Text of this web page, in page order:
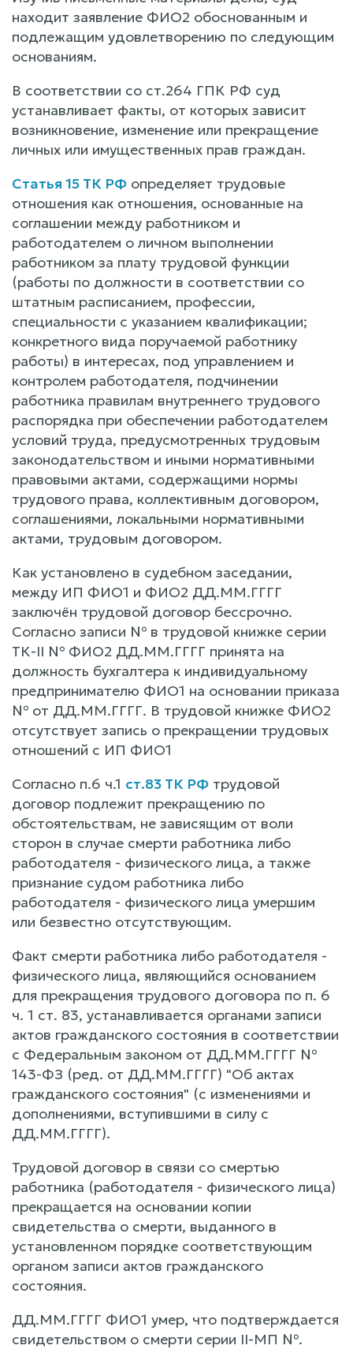
находит заявление ФИО2 обоснованным и
подлежащим удовлетворению по следующим
основаниям.
В соответствии со ст.264 ГПК РФ суд
устанавливает факты, от которых зависит
возникновение, изменение или прекращение
личных или имущественных прав граждан.
Статья 15 ТК РФ определяет трудовые
отношения как отношения, основанные на
соглашении между работником и
работодателем о личном выполнении
работником за плату трудовой функции
(работы по должности в соответствии со
штатным расписанием, профессии,
специальности с указанием квалификации;
конкретного вида поручаемой работнику
работы) в интересах, под управлением и
контролем работодателя, подчинении
работника правилам внутреннего трудового
распорядка при обеспечении работодателем
условий труда, предусмотренных трудовым
законодательством и иными нормативными
правовыми актами, содержащими нормы
трудового права, коллективным договором,
соглашениями, локальными нормативными
актами, трудовым договором.
Как установлено в судебном заседании,
между ИП ФИО1 и ФИО2 ДД.ММ.ГГГГ
заключён трудовой договор бессрочно.
Согласно записи № в трудовой книжке серии
ТК-II № ФИО2 ДД.ММ.ГГГГ принята на
должность бухгалтера к индивидуальному
предпринимателю ФИО1 на основании приказа
№ от ДД.ММ.ГГГГ. В трудовой книжке ФИО2
отсутствует запись о прекращении трудовых
отношений с ИП ФИО1
Согласно п.6 ч.1 ст.83 ТК РФ трудовой
договор подлежит прекращению по
обстоятельствам, не зависящим от воли
сторон в случае смерти работника либо
работодателя - физического лица, а также
признание судом работника либо
работодателя - физического лица умершим
или безвестно отсутствующим.
Факт смерти работника либо работодателя -
физического лица, являющийся основанием
для прекращения трудового договора по п. 6
ч. 1 ст. 83, устанавливается органами записи
актов гражданского состояния в соответствии
с Федеральным законом от ДД.ММ.ГГГГ №
143-ФЗ (ред. от ДД.ММ.ГГГГ) "Об актах
гражданского состояния" (с изменениями и
дополнениями, вступившими в силу с
ДД.ММ.ГГГГ).
Трудовой договор в связи со смертью
работника (работодателя - физического лица)
прекращается на основании копии
свидетельства о смерти, выданного в
установленном порядке соответствующим
органом записи актов гражданского
состояния.
ДД.ММ.ГГГГ ФИО1 умер, что подтверждается
свидетельством о смерти серии II-МП №.